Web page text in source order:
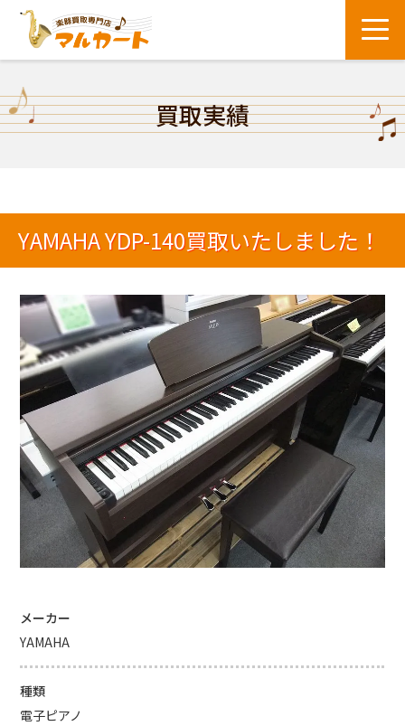
買取実績
YAMAHA YDP-140買取いたしました！
メーカー
YAMAHA
種類
電子ピアノ